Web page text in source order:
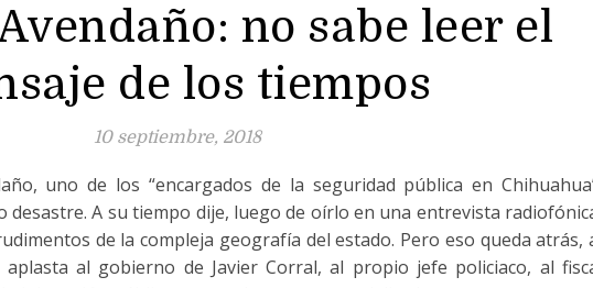
no sabe leer el
de los tiempos
10 septiembre, 2018
uno de los “encargados de la seguridad pública en
desastre. A su tiempo dije, luego de oírlo en una entrevista
de la compleja geografía del estado. Pero eso queda atrás,
al gobierno de Javier Corral, al propio jefe policiaco, al